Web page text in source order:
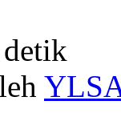
detik